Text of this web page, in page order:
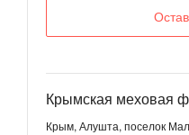
Крымская меховая
Крым, Алушта, поселок